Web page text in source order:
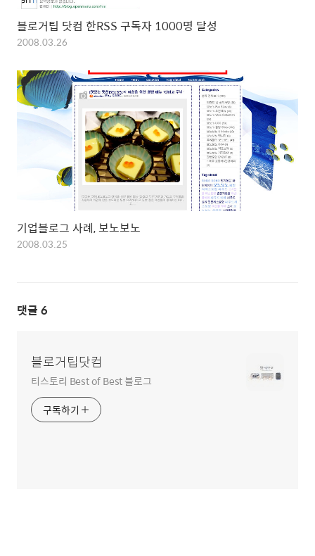
블로거팁 닷컴 한RSS 구독자 1000명 달성
2008.03.26
기업블로그 사례, 보노보노
2008.03.25
댓글 6
블로거팁닷컴
티스토리 Best of Best 블로그
구독하기